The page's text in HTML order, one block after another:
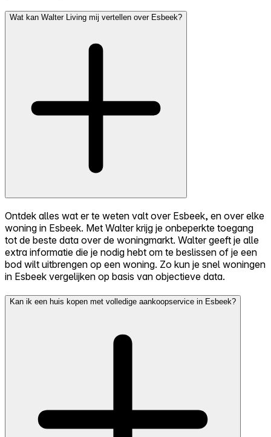
Wat kan Walter Living mij vertellen over Esbeek?
Ontdek alles wat er te weten valt over Esbeek, en over elke
woning in Esbeek. Met Walter krijg je onbeperkte toegang
tot de beste data over de woningmarkt. Walter geeft je alle
extra informatie die je nodig hebt om te beslissen of je een
bod wilt uitbrengen op een woning. Zo kun je snel woningen
in Esbeek vergelijken op basis van objectieve data.
Kan ik een huis kopen met volledige aankoopservice in Esbeek?